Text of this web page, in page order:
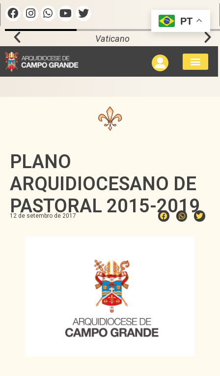
Vaticano
PLANO
ARQUIDIOCESANO DE
PASTORAL 2015-2019
12 de setembro de 2017
PT